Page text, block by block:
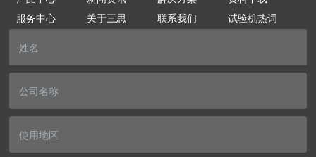
服务中心
关于三思 联系我们 试验机热词